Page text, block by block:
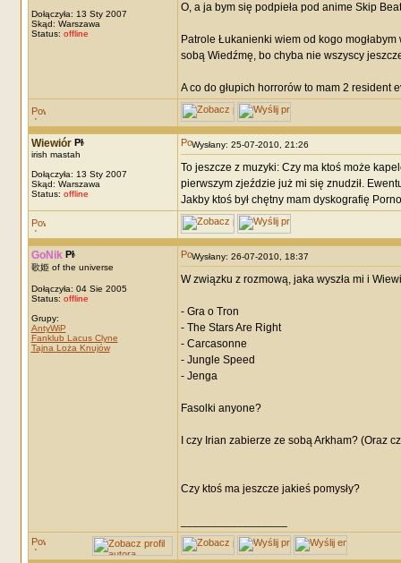
Dołączyła: 13 Sty 2007
Skąd: Warszawa
Status: offline
O, a ja bym się podpieła pod anime Skip
Patrole Łukanienki wiem od kogo
sobą Wiedźmę, bo chyba nie wszyscy
A co do głupich horrorów to mam 2 resident
Wiewiór
irish mastah
Dołączyła: 13 Sty 2007
Skąd: Warszawa
Status: offline
Wysłany: 25-07-2010, 21:26
To jeszcze z muzyki: Czy ma ktoś może
pierwszym zjeździe już mi się znudził.
Jakby ktoś był chętny mam dyskografię
GoNik
歌姫 of the universe
Dołączyła: 04 Sie 2005
Status: offline
Grupy:
AntyWiP
Fanklub Lacus Clyne
Tajna Loża Knujów
Wysłany: 26-07-2010, 18:37
W związku z rozmową, jaka wyszła mi i
- Gra o Tron
- The Stars Are Right
- Carcasonne
- Jungle Speed
- Jenga
Fasolki anyone?
I czy Irian zabierze ze sobą Arkham? (Oraz
Czy ktoś ma jeszcze jakieś pomysły?